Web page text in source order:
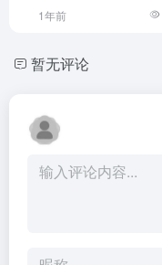
1年前
暂无评论